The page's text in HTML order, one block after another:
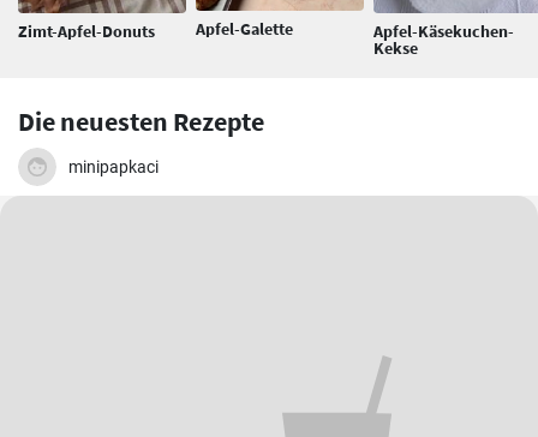
Zimt-Apfel-Donuts Apfel-Galette Apfel-Käsekuchen-
Kekse
Die neuesten Rezepte
minipapkaci